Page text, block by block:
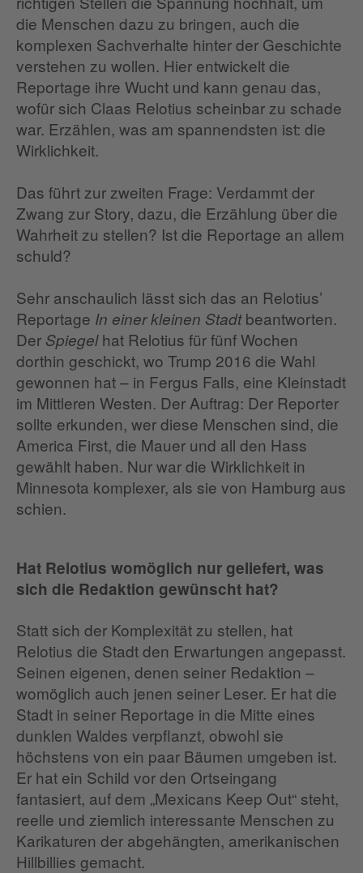
die Menschen dazu zu bringen, auch die
komplexen Sachverhalte hinter der Geschichte
verstehen zu wollen. Hier entwickelt die
Reportage ihre Wucht und kann genau das,
wofür sich Claas Relotius scheinbar zu schade
war. Erzählen, was am spannendsten ist: die
Wirklichkeit.
Das führt zur zweiten Frage: Verdammt der
Zwang zur Story, dazu, die Erzählung über die
Wahrheit zu stellen? Ist die Reportage an allem
schuld?
Sehr anschaulich lässt sich das an Relotius’
Reportage In einer kleinen Stadtbeantworten.
Der Spiegelhat Relotius für fünf Wochen
dorthin geschickt, wo Trump 2016 die Wahl
gewonnen hat – in Fergus Falls, eine Kleinstadt
im Mittleren Westen. Der Auftrag: Der Reporter
sollte erkunden, wer diese Menschen sind, die
America First, die Mauer und all den Hass
gewählt haben. Nur war die Wirklichkeit in
Minnesota komplexer, als sie von Hamburg aus
schien.
Hat Relotius womöglich nur geliefert, was
sich die Redaktion gewünscht hat?
Statt sich der Komplexität zu stellen, hat
Relotius die Stadt den Erwartungen angepasst.
Seinen eigenen, denen seiner Redaktion –
womöglich auch jenen seiner Leser. Er hat die
Stadt in seiner Reportage in die Mitte eines
dunklen Waldes verpflanzt, obwohl sie
höchstens von ein paar Bäumen umgeben ist.
Er hat ein Schild vor den Ortseingang
fantasiert, auf dem „Mexicans Keep Out“ steht,
reelle und ziemlich interessante Menschen zu
Karikaturen der abgehängten, amerikanischen
Hillbillies gemacht.